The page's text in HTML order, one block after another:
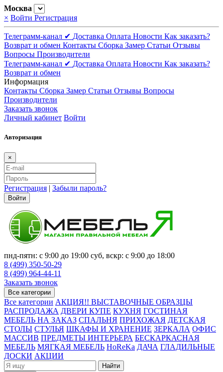
Москва
× Войти Регистрация
Телеграмм-канал ✔ Доставка Оплата Новости Как заказать?
Возврат и обмен Контакты Сборка Замер Статьи Отзывы
Вопросы Производители
Телеграмм-канал ✔ Доставка Оплата Новости Как заказать?
Возврат и обмен
Информация
Контакты Сборка Замер Статьи Отзывы Вопросы
Производители
Заказать звонок
Личный кабинет Войти
Авторизация
×
Регистрация | Забыли пароль?
Войти
пнд-пятн: с 9:00 до 19:00 суб, вскр: с 9:00 до 18:00
8 (499) 350-50-29
8 (499) 964-44-11
Заказать звонок
Все категории
Все категории АКЦИЯ!! ВЫСТАВОЧНЫЕ ОБРАЗЦЫ
РАСПРОДАЖА ДВЕРИ КУПЕ КУХНЯ ГОСТИНАЯ
МЕБЕЛЬ НА ЗАКАЗ СПАЛЬНЯ ПРИХОЖАЯ ДЕТСКАЯ
СТОЛЫ СТУЛЬЯ ШКАФЫ И ХРАНЕНИЕ ЗЕРКАЛА ОФИС
МАССИВ ПРЕДМЕТЫ ИНТЕРЬЕРА БЕСКАРКАСНАЯ
МЕБЕЛЬ МЯГКАЯ МЕБЕЛЬ HoReKa ДАЧА ГЛАДИЛЬНЫЕ
ДОСКИ АКЦИИ
Найти